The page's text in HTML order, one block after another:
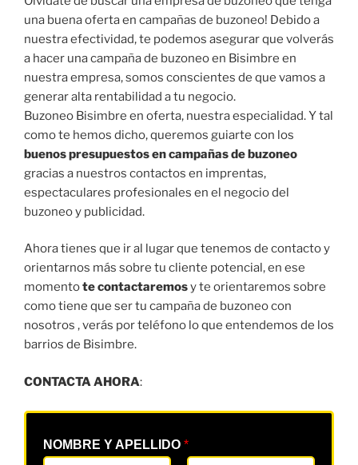
una buena oferta en campañas de buzoneo! Debido a
nuestra efectividad, te podemos asegurar que volverás
a hacer una campaña de buzoneo en Bisimbre en
nuestra empresa, somos conscientes de que vamos a
generar alta rentabilidad a tu negocio.
Buzoneo Bisimbre en oferta, nuestra especialidad. Y tal
como te hemos dicho, queremos guiarte con los
buenos presupuestos en campañas de buzoneo
gracias a nuestros contactos en imprentas,
espectaculares profesionales en el negocio del
buzoneo y publicidad.
Ahora tienes que ir al lugar que tenemos de contacto y
orientarnos más sobre tu cliente potencial, en ese
momentote contactaremosy te orientaremos sobre
como tiene que ser tu campaña de buzoneo con
nosotros , verás por teléfono lo que entendemos de los
barrios de Bisimbre.
CONTACTA AHORA:
NOMBRE Y APELLIDO *